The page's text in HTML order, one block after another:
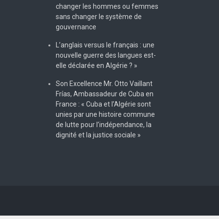
changer les hommes ou femmes
sans changer le système de
gouvernance
L’anglais versus le français : une
nouvelle guerre des langues est-
elle déclarée en Algérie ? »
Son Excellence Mr. Otto Vaillant
Frías, Ambassadeur de Cuba en
France : « Cuba et l’Algérie sont
unies par une histoire commune
de lutte pour l’indépendance, la
dignité et la justice sociale »